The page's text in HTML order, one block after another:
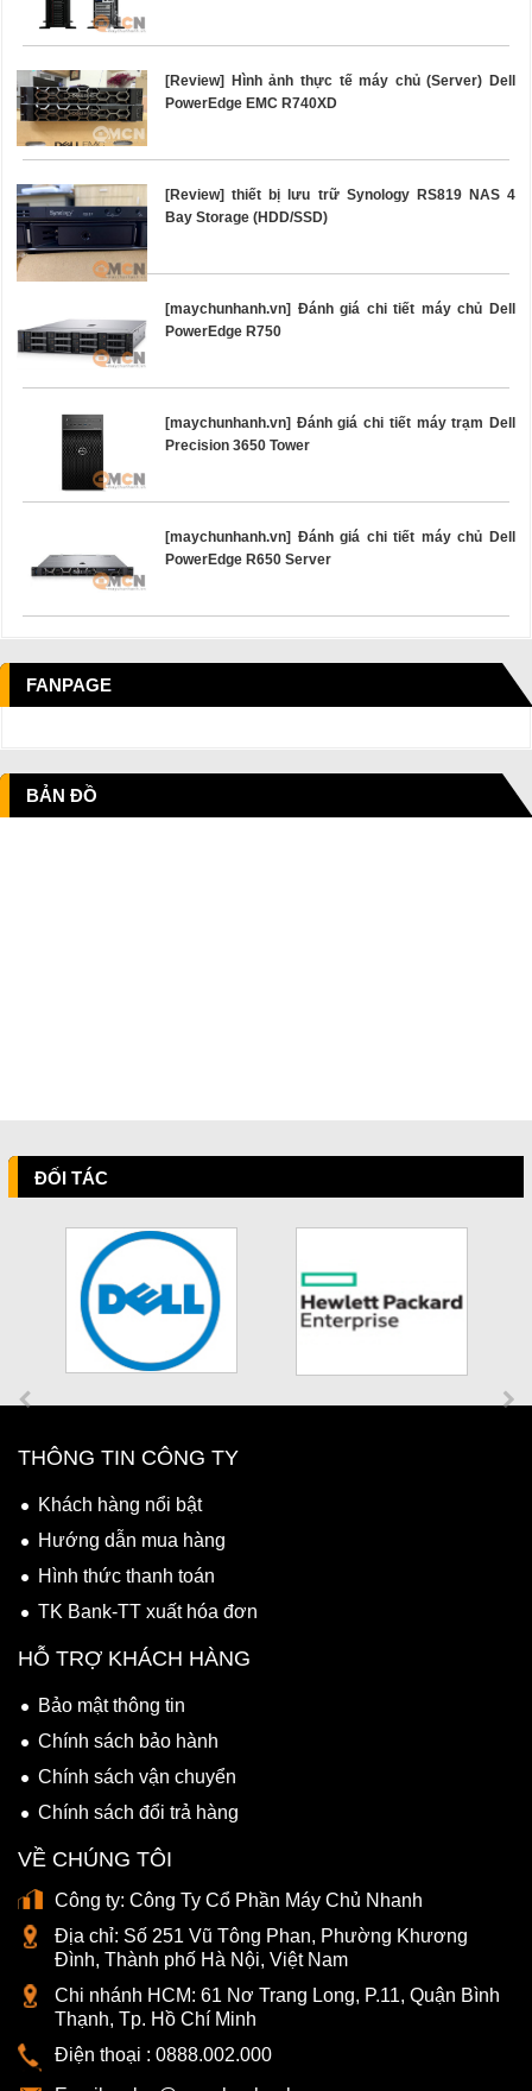
[Review] Hình ảnh thực tế máy chủ (Server) Dell
PowerEdge EMC R740XD
[Review] thiết bị lưu trữ Synology RS819 NAS 4
Bay Storage (HDD/SSD)
[maychunhanh.vn] Đánh giá chi tiết máy chủ Dell
PowerEdge R750
[maychunhanh.vn] Đánh giá chi tiết máy trạm Dell
Precision 3650 Tower
[maychunhanh.vn] Đánh giá chi tiết máy chủ Dell
PowerEdge R650 Server
FANPAGE
BẢN ĐỒ
ĐỐI TÁC
THÔNG TIN CÔNG TY
Khách hàng nổi bật
Hướng dẫn mua hàng
Hình thức thanh toán
TK Bank-TT xuất hóa đơn
HỖ TRỢ KHÁCH HÀNG
Bảo mật thông tin
Chính sách bảo hành
Chính sách vận chuyển
Chính sách đổi trả hàng
VỀ CHÚNG TÔI
Công ty: Công Ty Cổ Phần Máy Chủ Nhanh
Địa chỉ: Số 251 Vũ Tông Phan, Phường Khương
Đình, Thành phố Hà Nội, Việt Nam
Chi nhánh HCM: 61 Nơ Trang Long, P.11, Quận Bình
Thạnh, Tp. Hồ Chí Minh
Điện thoại : 0888.002.000